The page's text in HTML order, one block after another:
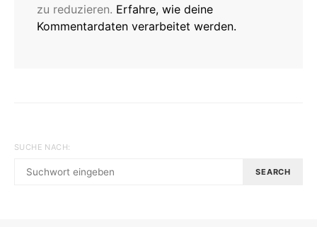
zu reduzieren. Erfahre, wie deine
Kommentardaten verarbeitet werden.
SUCHE NACH:
SEARCH